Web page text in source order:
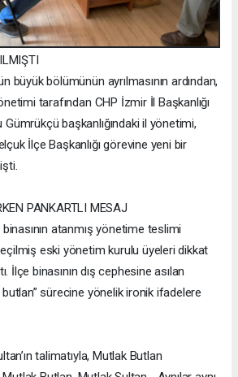
büyük bölümünün ayrılmasının ardından,
tarafından CHP İzmir İl Başkanlığı
başkanlığındaki il yönetimi,
İlçe Başkanlığı görevine yeni bir
PANKARTLI MESAJ
binasının atanmış yönetime teslimi
eski yönetim kurulu üyeleri dikkat
İlçe binasının dış cephesine asılan
sürecine yönelik ironik ifadelere
talimatıyla, Mutlak Butlan